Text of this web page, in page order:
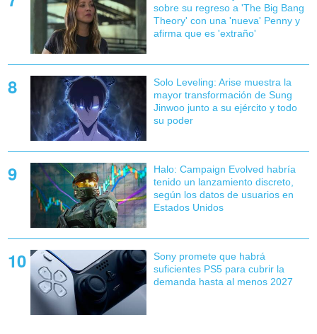
sobre su regreso a 'The Big Bang
Theory' con una 'nueva' Penny y
afirma que es 'extraño'
Solo Leveling: Arise muestra la
mayor transformación de Sung
Jinwoo junto a su ejército y todo
su poder
Halo: Campaign Evolved habría
tenido un lanzamiento discreto,
según los datos de usuarios en
Estados Unidos
Sony promete que habrá
suficientes PS5 para cubrir la
demanda hasta al menos 2027